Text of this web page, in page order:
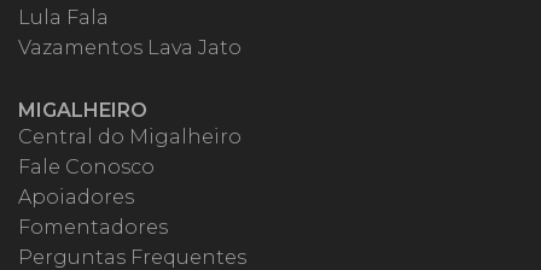
Lula Fala
Vazamentos Lava Jato
MIGALHEIRO
Central do Migalheiro
Fale Conosco
Apoiadores
Fomentadores
Perguntas Frequentes